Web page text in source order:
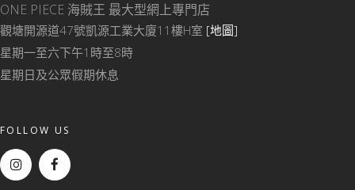
ONE PIECE 海賊王 最大型網上專門店
觀塘開源道47號凱源工業大廈11樓H室 [地圖]
星期一至六下午1時至8時
星期日及公眾假期休息
FOLLOW US